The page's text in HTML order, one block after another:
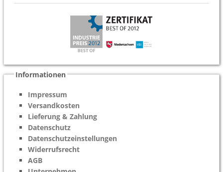
Informationen
Impressum
Versandkosten
Lieferung & Zahlung
Datenschutz
Datenschutzeinstellungen
Widerrufsrecht
AGB